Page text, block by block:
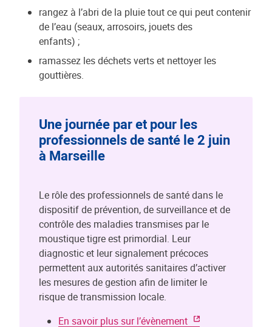
rangez à l’abri de la pluie tout ce qui peut contenir
de l’eau (seaux, arrosoirs, jouets des
enfants) ;
ramassez les déchets verts et nettoyer les
gouttières.
Une journée par et pour les
professionnels de santé le 2 juin
à Marseille
Le rôle des professionnels de santé dans le
dispositif de prévention, de surveillance et de
contrôle des maladies transmises par le
moustique tigre est primordial. Leur
diagnostic et leur signalement précoces
permettent aux autorités sanitaires d’activer
les mesures de gestion afin de limiter le
risque de transmission locale.
En savoir plus sur l’évènement